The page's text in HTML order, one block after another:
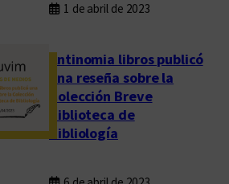
1 de abril de 2023
Antinomia libros publicó
una reseña sobre la
Colección Breve
Biblioteca de
Bibliología